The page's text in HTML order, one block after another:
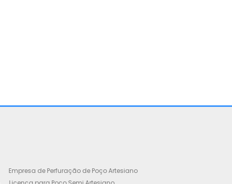
Empresa de Perfuração de Poço Artesiano